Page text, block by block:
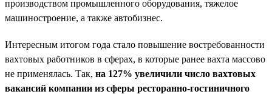
производством промышленного оборудования, тяжелое
машиностроение, а также автобизнес.
Интересным итогом года стало повышение востребованности
вахтовых работников в сферах, в которые ранее вахта массово
не применялась. Так, на 127% увеличили число вахтовых
вакансий компании из сферы ресторанно-гостиничного